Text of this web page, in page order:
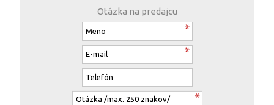
Otázka na predajcu